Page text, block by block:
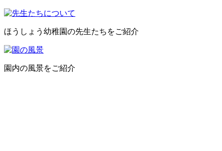
ほうしょう幼稚園の先生たちをご紹介
園内の風景をご紹介